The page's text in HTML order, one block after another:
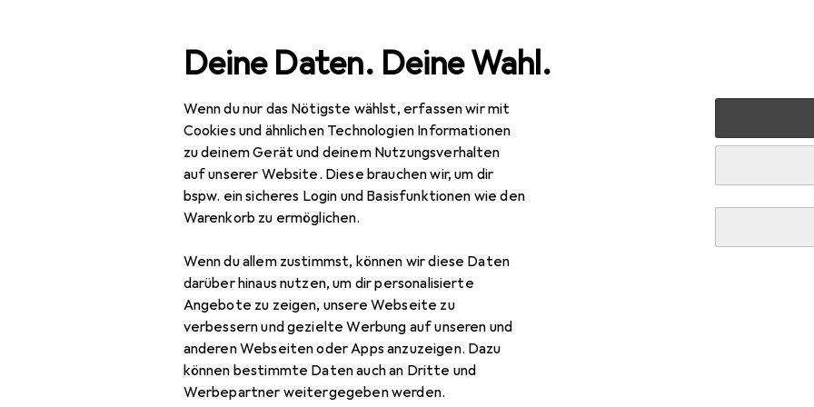
Deine Daten. Deine Wahl.
Wenn du nur das Nötigste wählst, erfassen wir mit
Cookies und ähnlichen Technologien Informationen
zu deinem Gerät und deinem Nutzungsverhalten
auf unserer Website. Diese brauchen wir, um dir
bspw. ein sicheres Login und Basisfunktionen wie den
Warenkorb zu ermöglichen.
Wenn du allem zustimmst, können wir diese Daten
darüber hinaus nutzen, um dir personalisierte
Angebote zu zeigen, unsere Webseite zu
verbessern und gezielte Werbung auf unseren und
anderen Webseiten oder Apps anzuzeigen. Dazu
können bestimmte Daten auch an Dritte und
Werbepartner weitergegeben werden.
Navigation nach Kategorien
Baumarkt + Garten Werkzeug + Werkstatt Handwerkzeug